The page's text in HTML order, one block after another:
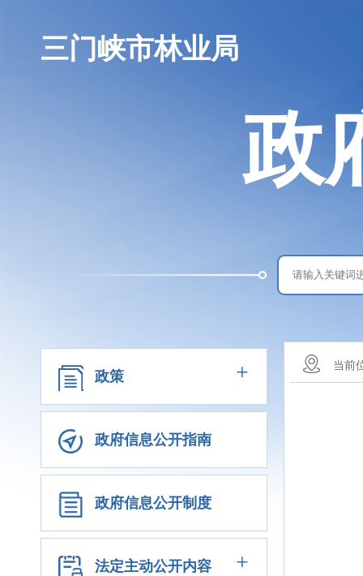
三门峡市林业局
政
政策 +
政府信息公开指南
政府信息公开制度
法定主动公开内容 +
当前